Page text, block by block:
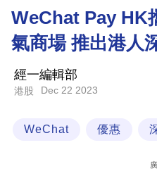
財
商
科
WeChat Pay HK
氣商場 推出港人
經一編輯部
港股 Dec 22 2023
WeChat 優惠